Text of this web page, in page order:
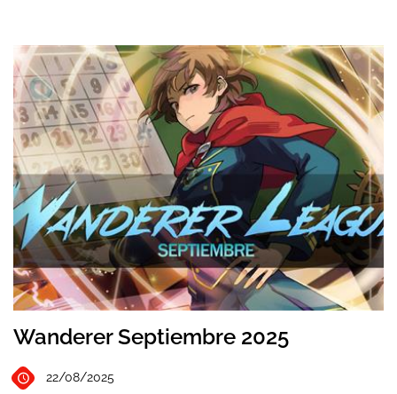
Wanderer Septiembre 2025
22/08/2025